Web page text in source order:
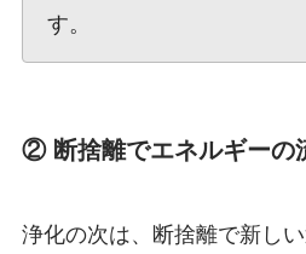
す。
② 断捨離でエネルギーの
浄化の次は、断捨離で新し